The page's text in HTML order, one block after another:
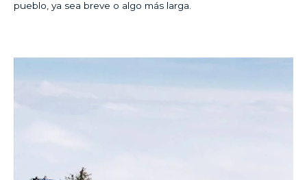
pueblo, ya sea breve o algo más larga.